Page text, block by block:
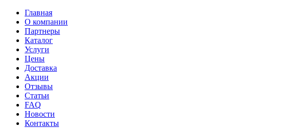
Главная
О компании
Партнеры
Каталог
Услуги
Цены
Доставка
Акции
Отзывы
Статьи
FAQ
Новости
Контакты